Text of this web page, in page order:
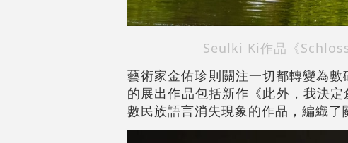
Seulki Ki作品《
藝術家金佑珍則關注一切都轉變為
的展出作品包括新作《此外，我決
數民族語言消失現象的作品，編織